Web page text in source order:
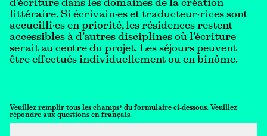
d’écriture dans les domaines de la création
littéraire. Si écrivain·es et traducteur·rices sont
accueilli·es en priorité, les résidences restent
accessibles à d’autres disciplines où l’écriture
serait au centre du projet. Les séjours peuvent
être effectués individuellement ou en binôme.
Veuillez remplir tous les champs* du formulaire ci-dessous. Veuillez
répondre aux questions en français.